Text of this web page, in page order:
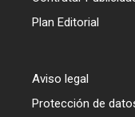
Plan Editorial
Aviso legal
Protección de